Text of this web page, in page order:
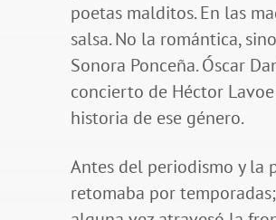
poetas malditos. En las
salsa. No la romántica,
Sonora Ponceña. Óscar
concierto de Héctor
historia de ese género.
Antes del periodismo y la
retomaba por